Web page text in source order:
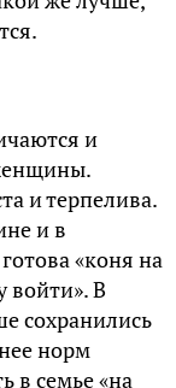
и
и терпелива.
и в
«коня на
войти». В
сохранились
норм
в семье «на